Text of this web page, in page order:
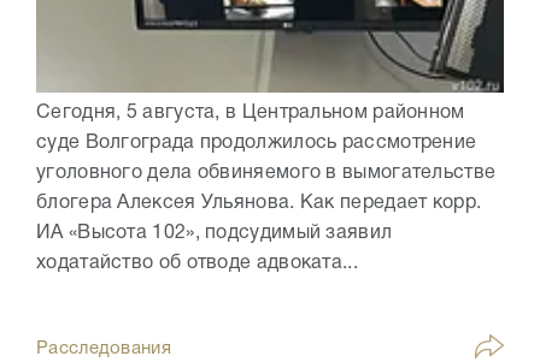
Сегодня, 5 августа, в Центральном районном
суде Волгограда продолжилось рассмотрение
уголовного дела обвиняемого в вымогательстве
блогера Алексея Ульянова. Как передает корр.
ИА «Высота 102», подсудимый заявил
ходатайство об отводе адвоката...
Расследования